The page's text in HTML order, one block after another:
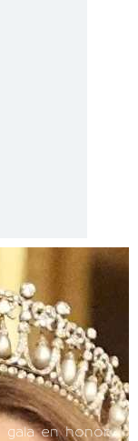
gala en honor